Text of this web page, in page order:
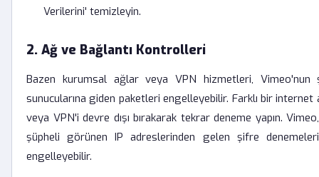
Verilerini' temizleyin.
2. Ağ ve Bağlantı Kontrolleri
Bazen kurumsal ağlar veya VPN hizmetleri, Vimeo'nun
sunucularına giden paketleri engelleyebilir. Farklı bir internet
veya VPN'i devre dışı bırakarak tekrar deneme yapın.
şüpheli görünen IP adreslerinden gelen şifre
engelleyebilir.